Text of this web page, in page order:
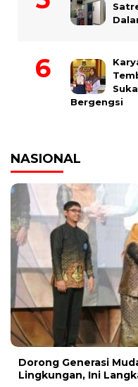
Bergengsi
NASIONAL
Dorong Generasi
Lingkungan, Ini